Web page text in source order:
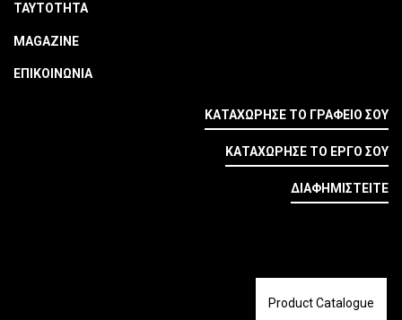
ΤΑΥΤΟΤΗΤΑ
MAGAZINE
ΕΠΙΚΟΙΝΩΝΙΑ
ΚΑΤΑΧΩΡΗΣΕ ΤΟ ΓΡΑΦΕΙΟ ΣΟΥ
ΚΑΤΑΧΩΡΗΣΕ ΤΟ ΕΡΓΟ ΣΟΥ
ΔΙΑΦΗΜΙΣΤΕΙΤΕ
Product Catalogue